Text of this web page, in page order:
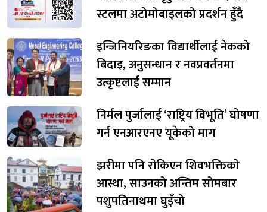
स्टलमा अटोमोबाइलको प्रदर्शन हुँदै
इन्जिनियरिङका विद्यार्थीलाई नेकको
बिदाइ, अनुसन्धान र नवप्रवर्तनमा
उत्कृष्टलाई सम्मान
निर्मल पुर्जालाई ‘राष्ट्रिय विभूति’ घोषणा
गर्न एनआरएनए यूकेको माग
झरीमा पनि रोकिएन शिवभक्तिको
आस्था, साउनको अन्तिम सोमबार
पशुपतिनाथमा घुइँचो